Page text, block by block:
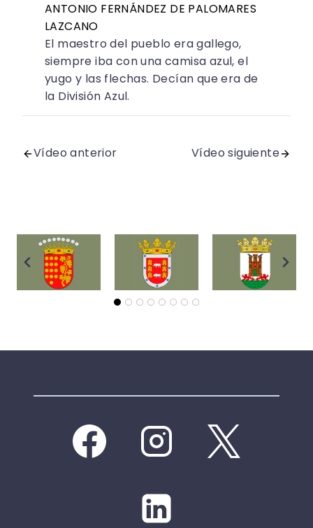
ANTONIO FERNÁNDEZ DE PALOMARES
LAZCANO
El maestro del pueblo era gallego,
siempre iba con una camisa azul, el
yugo y las flechas. Decían que era de
la División Azul.
Vídeo anterior Vídeo siguiente